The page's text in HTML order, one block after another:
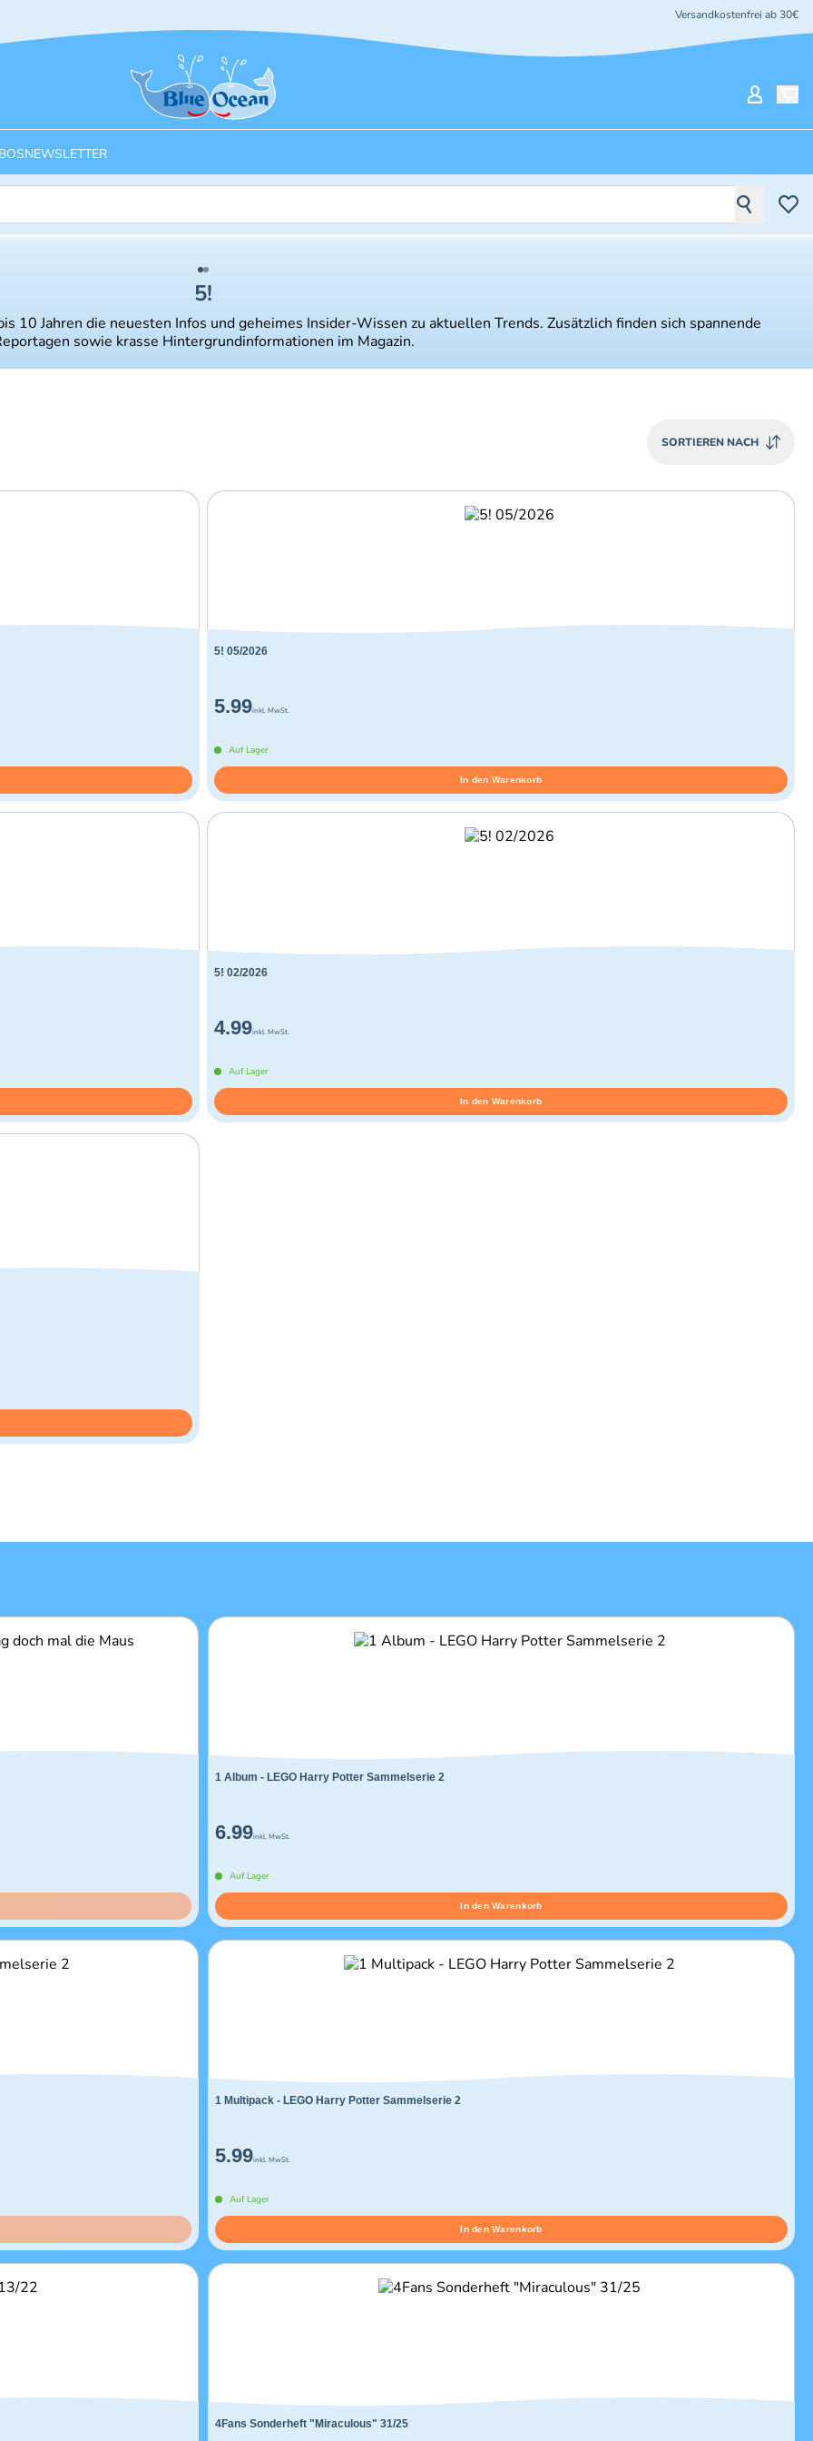
Versandkostenfrei ab 30€
Startseite
NEWSLETTER
5!
10 Jahren die neuesten Infos und geheimes Insider-Wissen zu aktuellen Trends. Zusätzlich finden sich spannende
sowie krasse Hintergrundinformationen im Magazin.
SORTIEREN NACH
5! 05/2026
5.99inkl. MwSt.
Auf Lager
In den Warenkorb
5! 02/2026
4.99inkl. MwSt.
Auf Lager
In den Warenkorb
1 Album - LEGO Harry Potter Sammelserie 2
6.99inkl. MwSt.
Auf Lager
In den Warenkorb
1 Multipack - LEGO Harry Potter Sammelserie 2
5.99inkl. MwSt.
Auf Lager
In den Warenkorb
4Fans Sonderheft "Miraculous" 31/25